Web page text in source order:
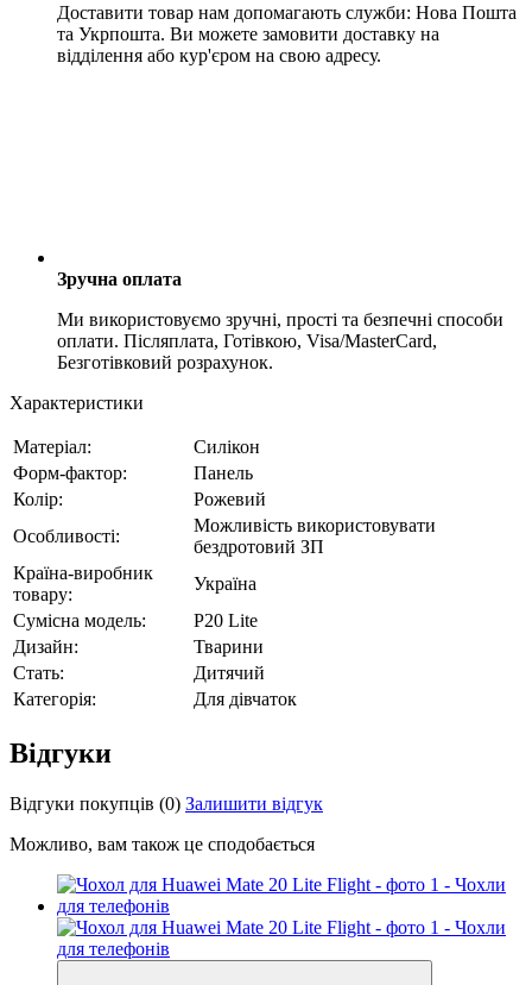
Доставити товар нам допомагають служби: Нова Пошта
та Укрпошта. Ви можете замовити доставку на
відділення або кур'єром на свою адресу.
Зручна оплата
Ми використовуємо зручні, прості та безпечні способи
оплати. Післяплата, Готівкою, Visa/MasterCard,
Безготівковий розрахунок.
Характеристики
Матеріал:
Силікон
Форм-фактор:
Панель
Колір:
Рожевий
Особливості:
Можливість використовувати
бездротовий ЗП
Країна-виробник
товару:
Україна
Сумісна модель:
P20 Lite
Дизайн:
Тварини
Стать:
Дитячий
Категорія:
Для дівчаток
Відгуки
Відгуки покупців (0) Залишити відгук
Можливо, вам також це сподобається